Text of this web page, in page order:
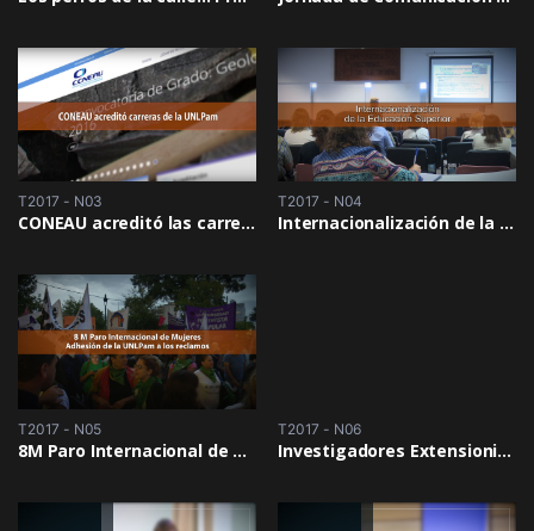
T2017 - N03
CONEAU acreditó las carreras de Agronomía y Geología de la UNLPam
T2017 - N04
Internacionalización de la Educación Superior
T2017 - N05
8M Paro Internacional de Mujeres
T2017 - N06
Investigadores Extensionistas